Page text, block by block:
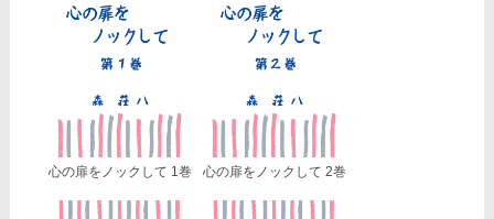
心の扉をノックして 1巻 心の扉をノックして 2巻